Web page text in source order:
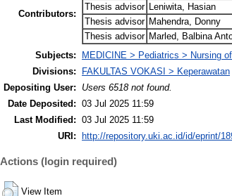
Contributors:
Thesis advisor
Leniwita, Hasian
Thesis advisor Mahendra, Donny
Thesis advisor Marled, Balbina
Subjects:
MEDICINE > Pediatrics > Nursing
Divisions:
FAKULTAS VOKASI > Keperawatan
Depositing User:
Users 6518 not found.
Date Deposited: 03 Jul 2025 11:59
Last Modified: 03 Jul 2025 11:59
URI:
http://repository.uki.ac.id/id/eprint/
Actions (login required)
View Item